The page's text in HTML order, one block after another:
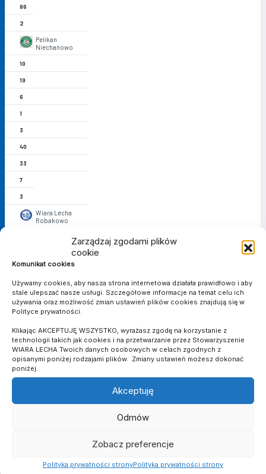
Zarządzaj zgodami plików
cookie
Komunikat cookies
Używamy cookies, aby nasza strona internetowa działała prawidłowo i aby
stale ulepszać nasze usługi. Szczegółowe informacje na temat celu ich
używania oraz możliwość zmian ustawień plików cookies znajdują się w
Polityce prywatności.
Klikając AKCEPTUJĘ WSZYSTKO, wyrażasz zgodę na korzystanie z
technologii takich jak cookies i na przetwarzanie przez Stowarzyszenie
WIARA LECHA Twoich danych osobowych w celach zgodnych z
opisanymi poniżej rodzajami plików. Zmiany ustawień możesz dokonać
poniżej.
Akceptuję
Odmów
Zobacz preferencje
Polityka prywatności stronyPolityka prywatności strony
86
2
Pelikan
Niechanowo
10
19
6
1
3
40
33
7
3
Wiara Lecha
Robakowo
3
3
36
-6
4